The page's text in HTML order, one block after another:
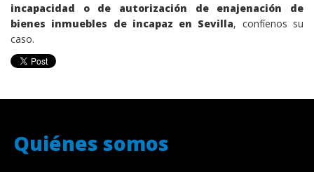
incapacidad o de autorización de enajenación de
bienes inmuebles de incapaz en Sevilla, confíenos su
caso.
Quiénes somos